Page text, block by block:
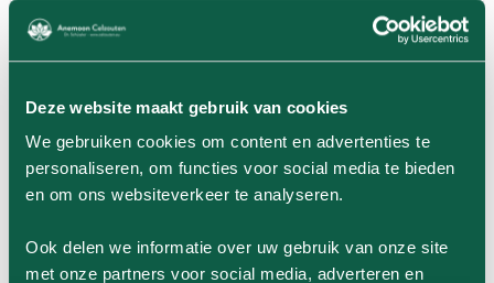
Deze website maakt gebruik van cookies
We gebruiken cookies om content en advertenties te
personaliseren, om functies voor social media te bieden
en om ons websiteverkeer te analyseren.
Ook delen we informatie over uw gebruik van onze site
met onze partners voor social media, adverteren en
Vitamine D3 druppels